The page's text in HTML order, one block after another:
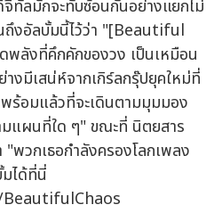
ทัลมักจะทับซ้อนกันอย่างแยกไม่
ถึงอัลบั้มนี้ไว้ว่า "[Beautiful
พลังที่คึกคักของวง เป็นเหมือน
งมีเสน่ห์จากเกิร์ลกรุ๊ปยุคใหม่ที่
ร้อมแล้วที่จะเดินตามมุมมอง
แผนที่ใด ๆ" ขณะที่ นิตยสาร
วกเธอกำลังครองโลกเพลง
ได้ที่นี่